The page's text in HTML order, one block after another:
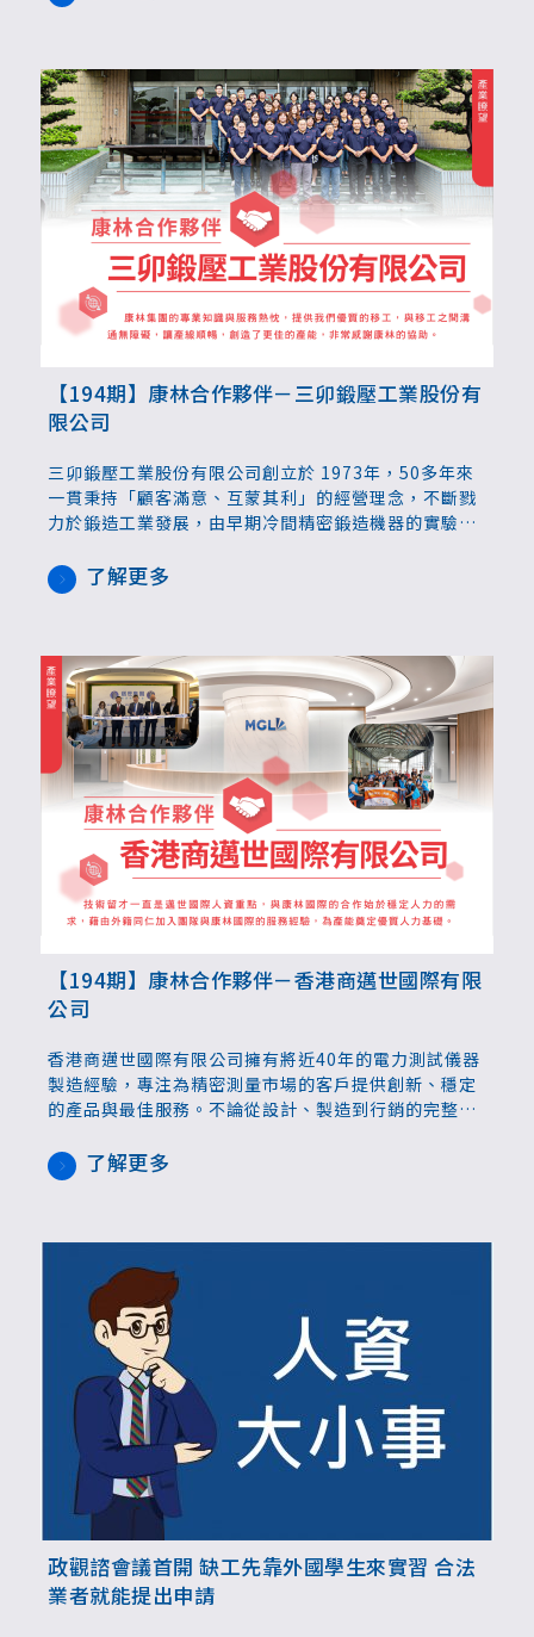
臨的困難，盼政府在移工申請以及工時相關措施上，能
【194期】康林合作夥伴－三卯鍛壓工業股份有
限公司
三卯鍛壓工業股份有限公司創立於 1973年，50多年來
一貫秉持「顧客滿意、互蒙其利」的經營理念，不斷戮
力於鍛造工業發展，由早期冷間精密鍛造機器的實驗與
了解更多
【194期】康林合作夥伴－香港商邁世國際有限
公司
香港商邁世國際有限公司擁有將近40年的電力測試儀器
製造經驗，專注為精密測量市場的客戶提供創新、穩定
的產品與最佳服務。不論從設計、製造到行銷的完整產
能為相關產業的夥伴提供最佳及客製化的市場解決方
案。
了解更多
政觀諮會議首開 缺工先靠外國學生來實習 合法
業者就能提出申請